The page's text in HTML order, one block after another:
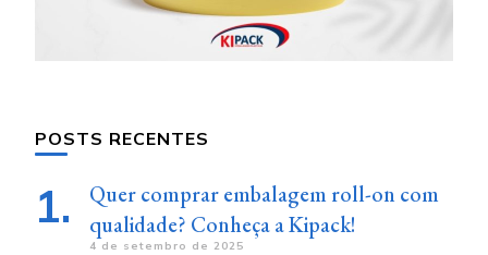
POSTS RECENTES
Quer comprar embalagem roll-on com
qualidade? Conheça a Kipack!
4 de setembro de 2025